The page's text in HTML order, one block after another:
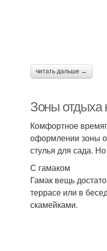
читать дальше →
Зоны отдыха
Комфортное
оформлении зоны
стулья для сада.
С гамаком
Гамак вещь
террасе или в
скамейками.